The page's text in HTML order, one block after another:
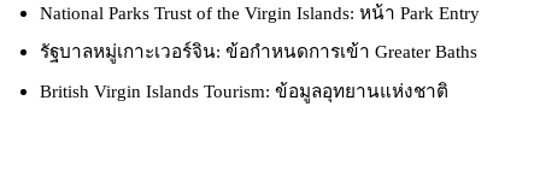
National Parks Trust of the Virgin Islands: หน้า Park Entry
รัฐบาลหมู่เกาะเวอร์จิน: ข้อกำหนดการเข้า Greater Baths
British Virgin Islands Tourism: ข้อมูลอุทยานแห่งชาติ